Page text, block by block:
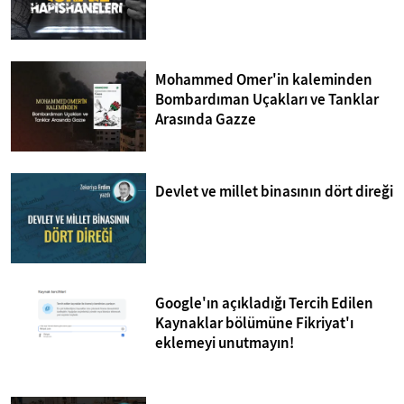
Mohammed Omer'in kaleminden
Bombardıman Uçakları ve Tanklar
Arasında Gazze
Devlet ve millet binasının dört direği
Google'ın açıkladığı Tercih Edilen
Kaynaklar bölümüne Fikriyat'ı
eklemeyi unutmayın!